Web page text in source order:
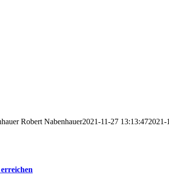
Robert Nabenhauer2021-11-27 13:13:472021-